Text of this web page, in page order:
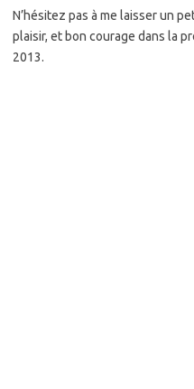
N’hésitez pas à me laisser un
plaisir, et bon courage dans la
2013.